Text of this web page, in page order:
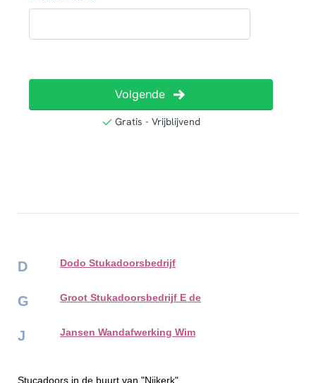
D Dodo Stukadoorsbedrijf
G Groot Stukadoorsbedrijf E de
J Jansen Wandafwerking Wim
Stucadoors in de buurt van "Nijkerk"